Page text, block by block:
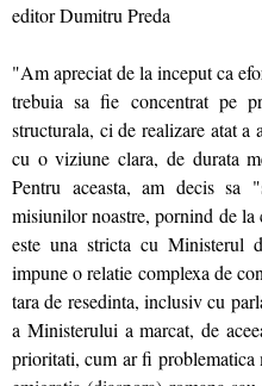
editor Dumitru Preda
"Am apreciat de la inceput ca
trebuia sa fie concentrat pe
structurala, ci de realizare atat
cu o viziune clara, de durata
Pentru aceasta, am decis sa
misiunilor noastre, pornind de la
este una stricta cu Ministerul
impune o relatie complexa de
tara de resedinta, inclusiv cu
a Ministerului a marcat, de
prioritati, cum ar fi problematica